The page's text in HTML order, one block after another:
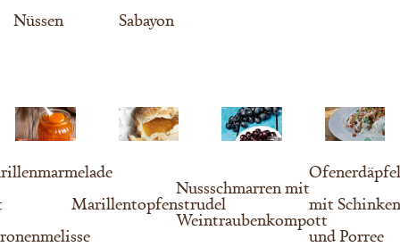
Nüssen
Sabayon
Marillentopfenstrudel
Nussschmarren mit
Weintraubenkompott
Ofenerdäpfel
mit Schinken
und Porree